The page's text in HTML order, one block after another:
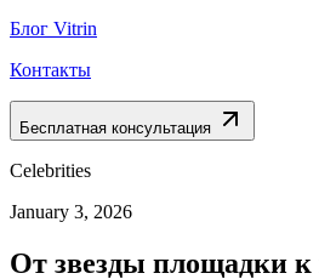
Блог Vitrin
Контакты
Бесплатная консультация
Celebrities
January 3, 2026
От звезды площадки